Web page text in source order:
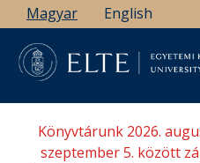
Ugrás
a
tartalomra
Magyar English
Könyvtárunk 2026.
szeptember 5. között